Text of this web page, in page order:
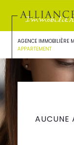
AGENCE IMMOBILIÈRE
APPARTEMENT
AUCUNE